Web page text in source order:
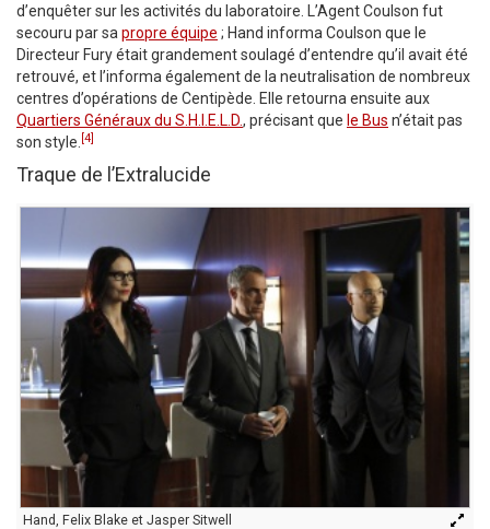
d’enquêter sur les activités du laboratoire. L’Agent Coulson fut
secouru par sapropre équipe ; Hand informa Coulson que le
Directeur Fury était grandement soulagé d’entendre qu’il avait été
retrouvé, et l’informa également de la neutralisation de nombreux
centres d’opérations de Centipède. Elle retourna ensuite aux
Quartiers Généraux du S.H.I.E.L.D., précisant que le Bus n’était pas
son style. [4]
Traque de l’Extralucide
Hand, Felix Blake et Jasper Sitwell